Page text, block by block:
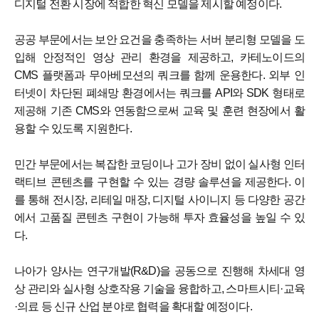
디지털 전환 시장에 적합한 혁신 모델을 제시할 예정이다.
공공 부문에서는 보안 요건을 충족하는 서버 분리형 모델을 도
입해 안정적인 영상 관리 환경을 제공하고, 카테노이드의
CMS 플랫폼과 무아베모션의 쿼크를 함께 운용한다. 외부 인
터넷이 차단된 폐쇄망 환경에서는 쿼크를 API와 SDK 형태로
제공해 기존 CMS와 연동함으로써 교육 및 훈련 현장에서 활
용할 수 있도록 지원한다.
민간 부문에서는 복잡한 코딩이나 고가 장비 없이 실사형 인터
랙티브 콘텐츠를 구현할 수 있는 경량 솔루션을 제공한다. 이
를 통해 전시장, 리테일 매장, 디지털 사이니지 등 다양한 공간
에서 고품질 콘텐츠 구현이 가능해 투자 효율성을 높일 수 있
다.
나아가 양사는 연구개발(R&D)을 공동으로 진행해 차세대 영
상 관리와 실사형 상호작용 기술을 융합하고, 스마트시티·교육
·의료 등 신규 산업 분야로 협력을 확대할 예정이다.